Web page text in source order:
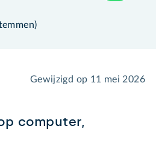
)
Gewijzigd op 11 mei 2026
computer,